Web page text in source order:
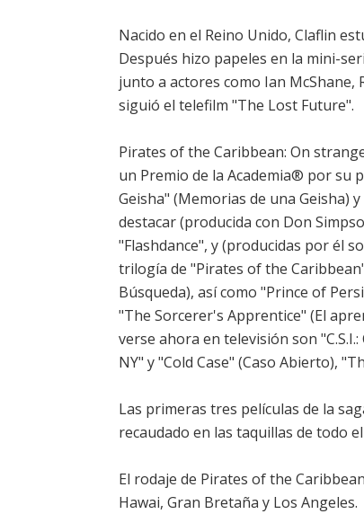
Nacido en el Reino Unido, Claflin
Después hizo papeles en la mini-
junto a actores como Ian McShane,
siguió el telefilm "The Lost Future".
Pirates of the Caribbean: On
un Premio de la Academia® por su
Geisha" (Memorias de una Geisha)
destacar (producida con Don
"Flashdance", y (producidas por él
trilogía de "Pirates of the
Búsqueda), así como "Prince of
"The Sorcerer's Apprentice" (El
verse ahora en televisión son "C.S.I.:
NY" y "Cold Case" (Caso Abierto),
Las primeras tres películas de la
recaudado en las taquillas de todo
El rodaje de Pirates of the
Hawai, Gran Bretaña y Los Angeles.